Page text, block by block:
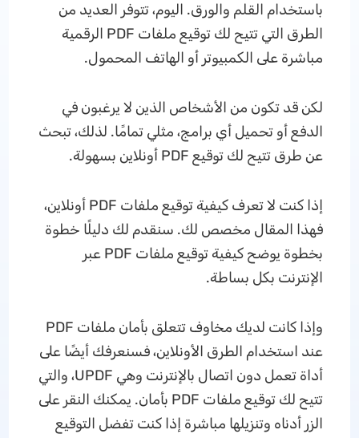
باستخدام القلم والورق. اليوم، تتوفر العديد من
الطرق التي تتيح لك توقيع ملفات PDF الرقمية
مباشرة على الكمبيوتر أو الهاتف المحمول.
لكن قد تكون من الأشخاص الذين لا يرغبون في
الدفع أو تحميل أي برامج، مثلي تمامًا. لذلك، تبحث
عن طرق تتيح لك توقيع PDF أونلاين بسهولة.
إذا كنت لا تعرف كيفية توقيع ملفات PDF أونلاين،
فهذا المقال مخصص لك. سنقدم لك دليلًا خطوة
بخطوة يوضح كيفية توقيع ملفات PDF عبر
الإنترنت بكل بساطة.
وإذا كانت لديك مخاوف تتعلق بأمان ملفات PDF
عند استخدام الطرق الأونلاين، فسنعرفك أيضًا على
أداة تعمل دون اتصال بالإنترنت وهي UPDF، والتي
تتيح لك توقيع ملفات PDF بأمان. يمكنك النقر على
الزر أدناه وتنزيلها مباشرة إذا كنت تفضل التوقيع